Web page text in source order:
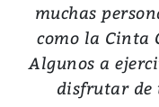
muchas
como la Cinta
Algunos a
disfrutar de